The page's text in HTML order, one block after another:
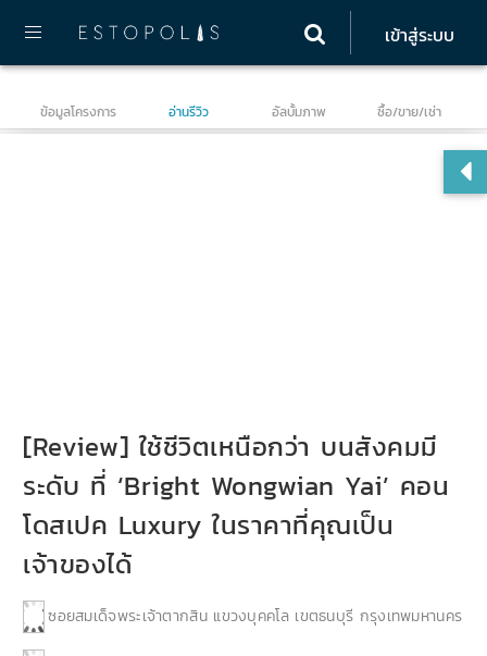
เข้าสู่ระบบ
ข้อมูลโครงการ อ่านรีวิว อัลบั้มภาพ ซื้อ/ขาย/เช่า
ไ
[Review] ใช้ชีวิตเหนือกว่า บนสังคมมี
ระดับ ที่ ‘Bright Wongwian Yai’ คอน
โดสเปค Luxury ในราคาที่คุณเป็น
เจ้าของได้
ซอยสมเด็จพระเจ้าตากสิน แขวงบุคคโล เขตธนบุรี กรุงเทพมหานคร